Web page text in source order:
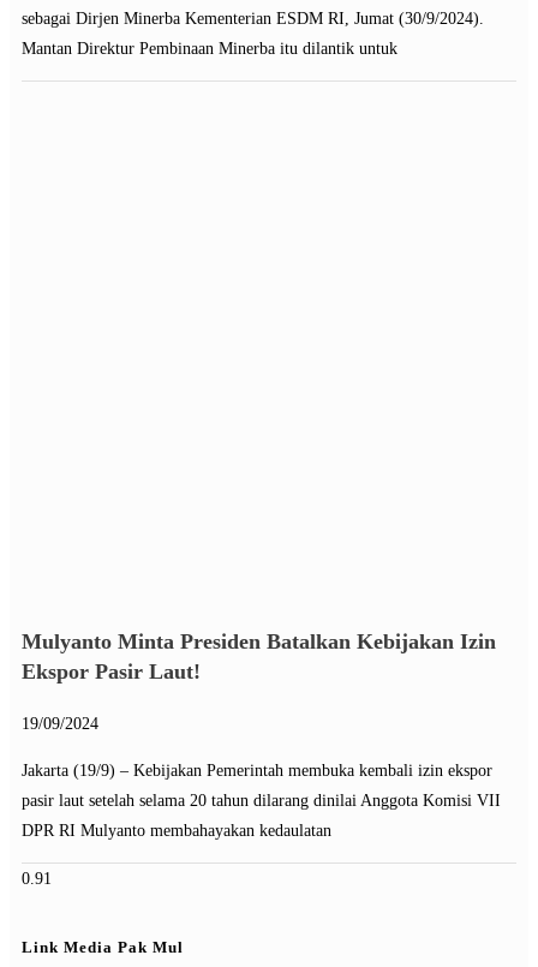
sebagai Dirjen Minerba Kementerian ESDM RI, Jumat (30/9/2024).
Mantan Direktur Pembinaan Minerba itu dilantik untuk
Mulyanto Minta Presiden Batalkan Kebijakan Izin
Ekspor Pasir Laut!
19/09/2024
Jakarta (19/9) – Kebijakan Pemerintah membuka kembali izin ekspor
pasir laut setelah selama 20 tahun dilarang dinilai Anggota Komisi VII
DPR RI Mulyanto membahayakan kedaulatan
Link Media Pak Mul